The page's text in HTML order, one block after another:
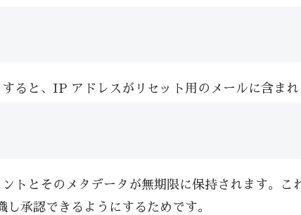
ると、IP アドレスがリセット用のメールに含まれ
トとそのメタデータが無期限に保持されます。
承認できるようにするためです。